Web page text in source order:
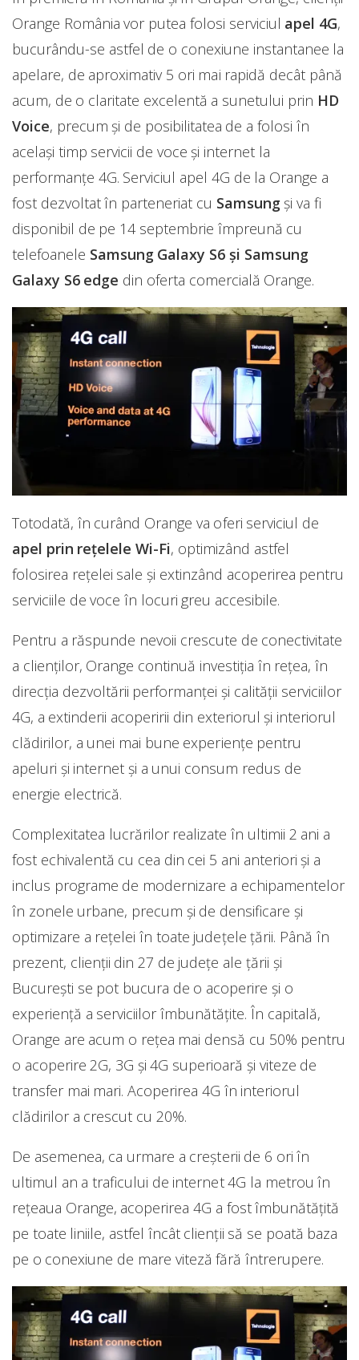
Orange România vor putea folosi serviciul apel 4G,
bucurându-se astfel de o conexiune instantanee la
apelare, de aproximativ 5 ori mai rapidă decât până
acum, de o claritate excelentă a sunetului prin HD
Voice, precum și de posibilitatea de a folosi în
același timp servicii de voce și internet la
performanțe 4G. Serviciul apel 4G de la Orange a
fost dezvoltat în parteneriat cu Samsungşi va fi
disponibil de pe 14 septembrie împreună cu
telefoanele Samsung Galaxy S6 și Samsung
Galaxy S6 edge din oferta comercială Orange.
Totodată, în curând Orange va oferi serviciul de
apel prin rețelele Wi-Fi, optimizând astfel
folosirea rețelei sale și extinzând acoperirea pentru
serviciile de voce în locuri greu accesibile.
Pentru a răspunde nevoii crescute de conectivitate
a clienților, Orange continuă investiția în rețea, în
direcţia dezvoltării performanței și calității serviciilor
4G, a extinderii acoperirii din exteriorul și interiorul
clădirilor, a unei mai bune experiențe pentru
apeluri și internet și a unui consum redus de
energie electrică.
Complexitatea lucrărilor realizate în ultimii 2 ani a
fost echivalentă cu cea din cei 5 ani anteriori și a
inclus programe de modernizare a echipamentelor
în zonele urbane, precum și de densificare și
optimizare a rețelei în toate județele țării. Până în
prezent, clienții din 27 de județe ale țării și
București se pot bucura de o acoperire şi o
experiență a serviciilor îmbunătățite. În capitală,
Orange are acum o reţea mai densă cu 50% pentru
o acoperire 2G, 3G şi 4G superioară şi viteze de
transfer mai mari. Acoperirea 4G în interiorul
clădirilor a crescut cu 20%.
De asemenea, ca urmare a creșterii de 6 ori în
ultimul an a traficului de internet 4G la metrou în
rețeaua Orange, acoperirea 4G a fost îmbunătăţită
pe toate liniile, astfel încât clienții să se poată baza
pe o conexiune de mare viteză fără întrerupere.